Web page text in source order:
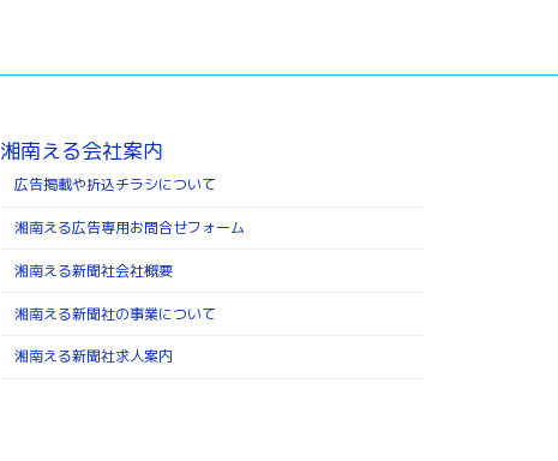
湘南える会社案内
広告掲載や折込チラシについて
湘南える広告専用お問合せフォーム
湘南える新聞社会社概要
湘南える新聞社の事業について
湘南える新聞社求人案内